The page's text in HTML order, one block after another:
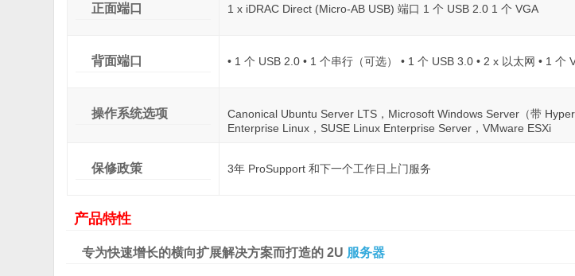
正面端口 1 x iDRAC Direct (Micro-AB USB) 端口 1 个 USB 2.0 1 个 VGA
背面端口 • 1 个 USB 2.0 • 1 个串行（可选） • 1 个 USB 3.0 • 2 x 以太网 • 1 个
操作系统选项
Canonical Ubuntu Server LTS，Microsoft Windows Server（带
Enterprise Linux，SUSE Linux Enterprise Server，VMware ESXi
保修政策 3年 ProSupport 和下一个工作日上门服务
产品特性
专为快速增长的横向扩展解决方案而打造的 2U 服务器